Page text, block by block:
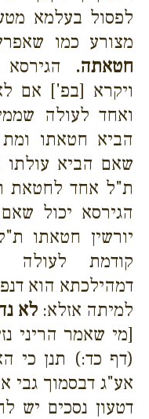
לפסול בעלמא
מצורע כמו
חטאתה.
ויקרא [בפ'] אם
ואחד לעולה
הביא חטאתו ומת
שאם הביא עולתו
ת"ל אחד לחטאת
הגירסא יכול
יורשין חטאתו
קודמת לעולה
דמהילכתא הוא
למיתה אזלא: לא
[מי שאמר הריני
(דף כד:) תנן כי
אע"ג דבסמוך גבי
דטעון נסכים יש